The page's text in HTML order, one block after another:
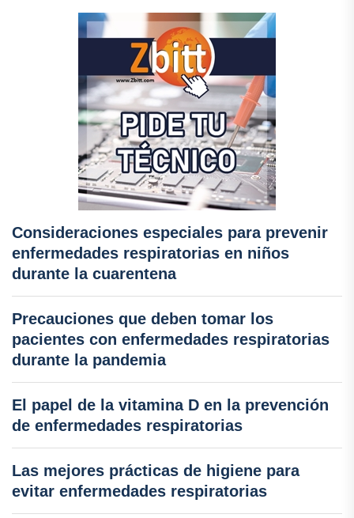
Consideraciones especiales para prevenir
enfermedades respiratorias en niños
durante la cuarentena
Precauciones que deben tomar los
pacientes con enfermedades respiratorias
durante la pandemia
El papel de la vitamina D en la prevención
de enfermedades respiratorias
Las mejores prácticas de higiene para
evitar enfermedades respiratorias